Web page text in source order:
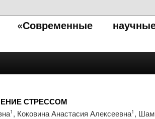
«Современные
СТРЕССОМ
1 , Коковина Анастасия Алексеевна1 ,